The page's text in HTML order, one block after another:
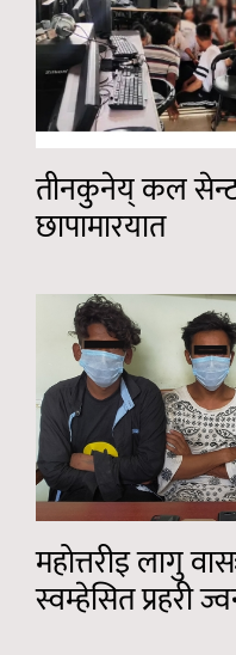
तीनकुनेय् कल
छापामारयात
महोत्तरीइ लागु
स्वम्हेसित प्रहरी